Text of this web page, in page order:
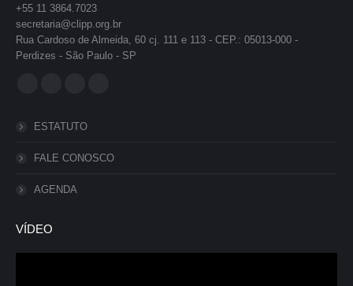
+55 11 3864.7023
secretaria@clipp.org.br
Rua Cardoso de Almeida, 60 cj. 111 e 113 - CEP.: 05013-000 -
Perdizes - São Paulo - SP
opens
window
opens
in
window
opens
in
window
in
ESTATUTO
FALE CONOSCO
AGENDA
VÍDEO